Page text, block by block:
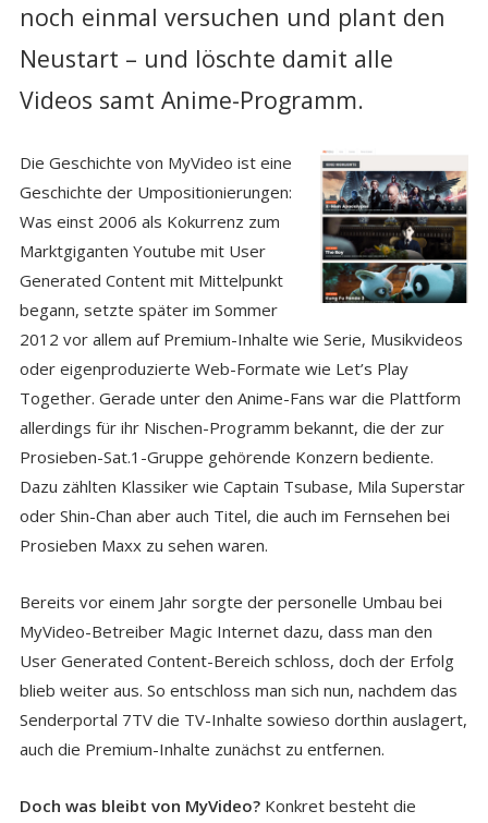
noch einmal versuchen und plant den
Neustart – und löschte damit alle
Videos samt Anime-Programm.
Die Geschichte von MyVideo ist eine
Geschichte der Umpositionierungen:
Was einst 2006 als Kokurrenz zum
Marktgiganten Youtube mit User
Generated Content mit Mittelpunkt
begann, setzte später im Sommer
2012 vor allem auf Premium-Inhalte wie Serie, Musikvideos
oder eigenproduzierte Web-Formate wie Let’s Play
Together. Gerade unter den Anime-Fans war die Plattform
allerdings für ihr Nischen-Programm bekannt, die der zur
Prosieben-Sat.1-Gruppe gehörende Konzern bediente.
Dazu zählten Klassiker wie Captain Tsubase, Mila Superstar
oder Shin-Chan aber auch Titel, die auch im Fernsehen bei
Prosieben Maxx zu sehen waren.
Bereits vor einem Jahr sorgte der personelle Umbau bei
MyVideo-Betreiber Magic Internet dazu, dass man den
User Generated Content-Bereich schloss, doch der Erfolg
blieb weiter aus. So entschloss man sich nun, nachdem das
Senderportal 7TV die TV-Inhalte sowieso dorthin auslagert,
auch die Premium-Inhalte zunächst zu entfernen.
Doch was bleibt von MyVideo?Konkret besteht die